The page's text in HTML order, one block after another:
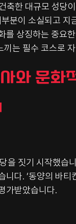
축한 대규모 성당
분이 소실되고 지
상징하는 중요
는 필수 코스로
와 문화
을 짓기 시작했습
다. ‘동양의 바티
가받았습니다.